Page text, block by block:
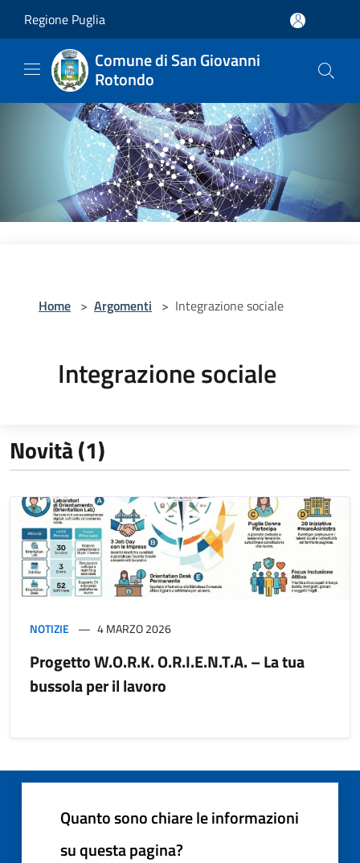
Regione Puglia
Comune di San Giovanni
Rotondo
Home > Argomenti > Integrazione sociale
Integrazione sociale
Novità (1)
NOTIZIE 4 MARZO 2026
Progetto W.O.R.K. O.R.I.E.N.T.A. – La tua
bussola per il lavoro
Quanto sono chiare le informazioni
su questa pagina?